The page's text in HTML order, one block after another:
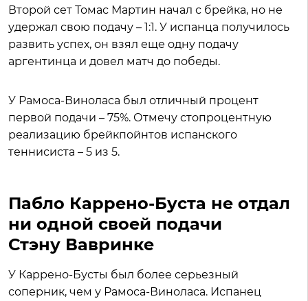
Второй сет Томас Мартин начал с брейка, но не
удержал свою подачу – 1:1. У испанца получилось
развить успех, он взял еще одну подачу
аргентинца и довел матч до победы.
У Рамоса-Виноласа был отличный процент
первой подачи – 75%. Отмечу стопроцентную
реализацию брейкпойнтов испанского
теннисиста – 5 из 5.
Пабло Каррено-Буста не отдал
ни одной своей подачи
Стэну Вавринке
У Каррено-Бусты был более серьезный
соперник, чем у Рамоса-Виноласа. Испанец